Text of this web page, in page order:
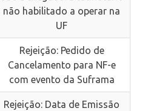
não habilitado a operar na
UF
Rejeição: Pedido de
Cancelamento para NF-e
com evento da Suframa
Rejeição: Data de Emissão